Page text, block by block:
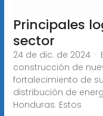
Principales
sector
24 de dic. de 2024
construcción de
fortalecimiento de
distribución de
Honduras. Estos